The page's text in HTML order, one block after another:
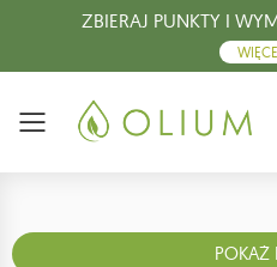
ZBIERAJ PUNKTY I
Menu
POKAŻ